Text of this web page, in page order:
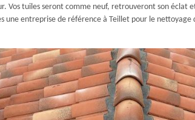
Vos tuiles seront comme neuf, retrouveront son éclat
une entreprise de référence à Teillet pour le